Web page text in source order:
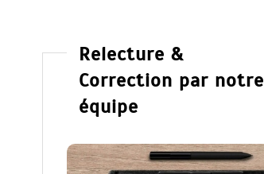
Relecture &
Correction par notre
équipe